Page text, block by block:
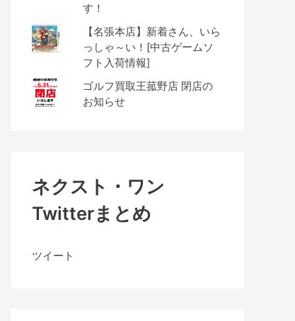
す！
【名張本店】新着さん、いら
っしゃ～い！[中古ゲームソ
フト入荷情報]
ゴルフ買取王菰野店 閉店の
お知らせ
ネクスト・ワン
Twitterまとめ
ツイート